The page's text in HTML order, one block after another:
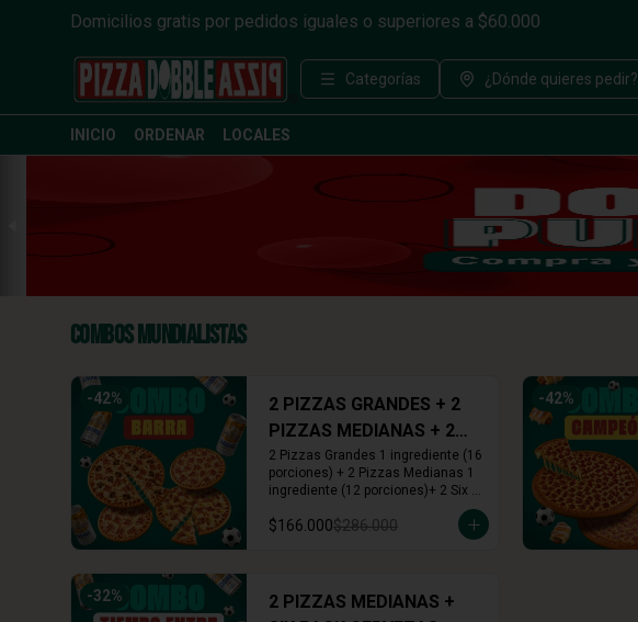
Domicilios gratis por pedidos iguales o superiores a $60.000
Categorías ¿Dónde quieres pedir?
INICIO ORDENAR LOCALES
Combos Mundialistas
-42%
2 PIZZAS GRANDES + 2
PIZZAS MEDIANAS + 2
SIX PACKS CERVEZAS
2 Pizzas Grandes 1 ingrediente (16
porciones) + 2 Pizzas Medianas 1
ingrediente (12 porciones)+ 2 Six
$166.000$286.000
-42%
-32%
2 PIZZAS MEDIANAS +